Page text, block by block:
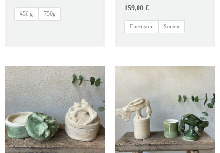
450 g 750g
159,00€
Encensoir Sonata